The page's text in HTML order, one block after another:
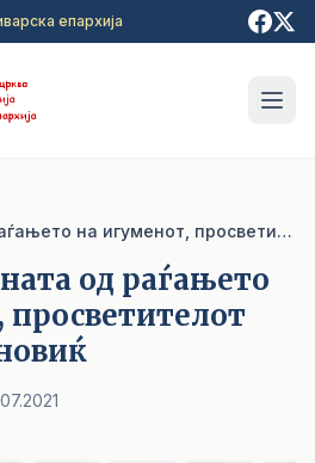
епархија
250 годишнината од раѓањето на игуменот, просветителот Кирил Пејчиновиќ
од раѓањето